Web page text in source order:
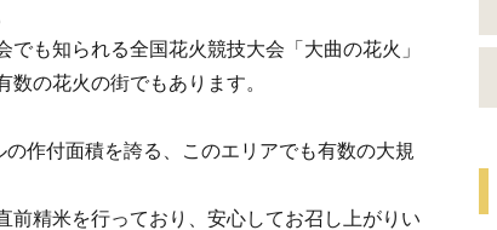
でも知られる全国花火競技大会「大曲の花火」
数の花火の街でもあります。
作付面積を誇る、このエリアでも有数の大規
前精米を行っており、安心してお召し上がりい